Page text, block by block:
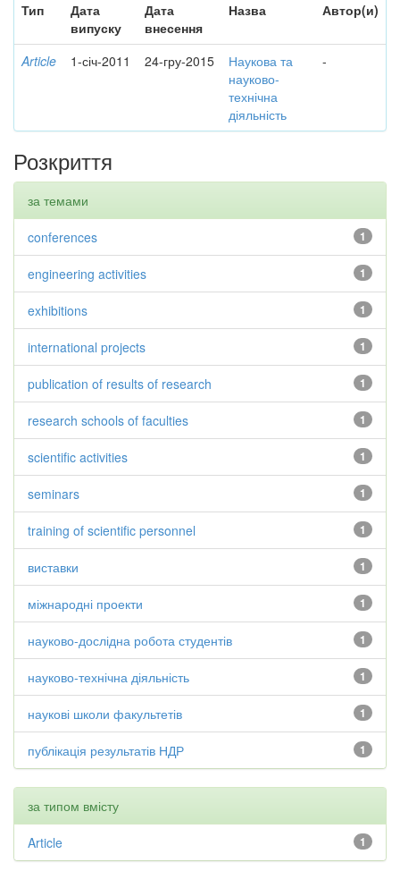
Тип
Дата
випуску
Дата
внесення
Назва Автор(и)
Article 1-січ-2011 24-гру-2015
Наукова та
науково-
технічна
діяльність
-
Розкриття
за темами
1
conferences
1
engineering activities
1
exhibitions
1
international projects
1
publication of results of research
1
research schools of faculties
1
scientific activities
1
seminars
1
training of scientific personnel
1
виставки
1
міжнародні проекти
1
науково-дослідна робота студентів
1
науково-технічна діяльність
1
наукові школи факультетів
1
публікація результатів НДР
за типом вмісту
1
Article